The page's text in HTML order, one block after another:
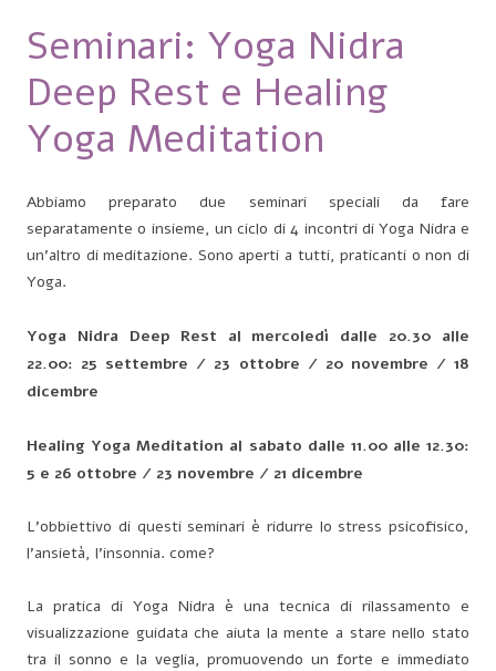
Seminari: Yoga Nidra
Deep Rest e Healing
Yoga Meditation
Abbiamo preparato due seminari speciali da fare
separatamente o insieme, un ciclo di 4 incontri di Yoga Nidra e
un’altro di meditazione. Sono aperti a tutti, praticanti o non di
Yoga.
Yoga Nidra Deep Rest al mercoledì dalle 20.30 alle
22.00: 25 settembre / 23 ottobre / 20 novembre / 18
dicembre
Healing Yoga Meditation al sabato dalle 11.00 alle 12.30:
5 e 26 ottobre / 23 novembre / 21 dicembre
L’obbiettivo di questi seminari è ridurre lo stress psicofisico,
l’ansietà, l’insonnia. come?
La pratica di Yoga Nidra è una tecnica di rilassamento e
visualizzazione guidata che aiuta la mente a stare nello stato
tra il sonno e la veglia, promuovendo un forte e immediato